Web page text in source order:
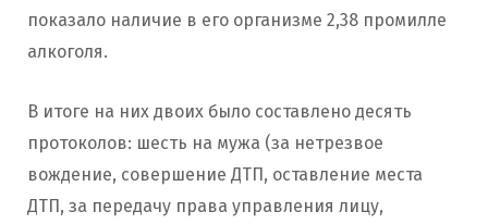
показало наличие в его организме 2,38 промилле
алкоголя.
В итоге на них двоих было составлено десять
протоколов: шесть на мужа (за нетрезвое
вождение, совершение ДТП, оставление места
ДТП, за передачу права управления лицу,